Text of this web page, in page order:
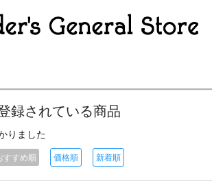
登録されている商品
りました
すすめ順 価格順 新着順